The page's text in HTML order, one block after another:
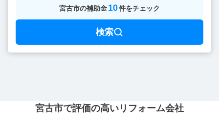
宮古市の補助金10件をチェック
検索
宮古市で評価の高いリフォーム会社